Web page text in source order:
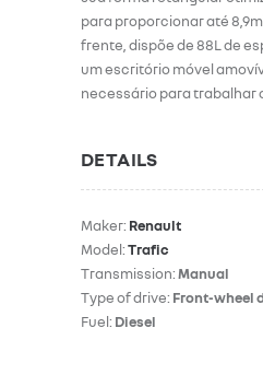
para proporcionar até
frente, dispõe de 88L de
um escritório móvel
necessário para trabalhar
DETAILS
Maker: Renault
Model:Trafic
Transmission:Manual
Type of drive: Front-wheel
Fuel: Diesel